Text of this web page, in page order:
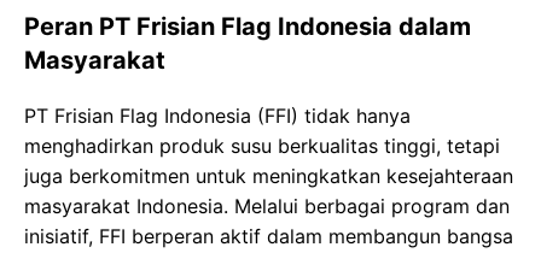
Peran PT Frisian Flag Indonesia dalam
Masyarakat
PT Frisian Flag Indonesia (FFI) tidak hanya
menghadirkan produk susu berkualitas tinggi, tetapi
juga berkomitmen untuk meningkatkan kesejahteraan
masyarakat Indonesia. Melalui berbagai program dan
inisiatif, FFI berperan aktif dalam membangun bangsa